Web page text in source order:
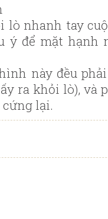
lò nhanh tay
ý để mặt hạnh
này đều
ra khỏi lò), và
lại.